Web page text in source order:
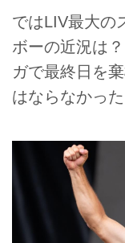
ではLIV最大の
ボーの近況は
ガで最終日を
はならなかった